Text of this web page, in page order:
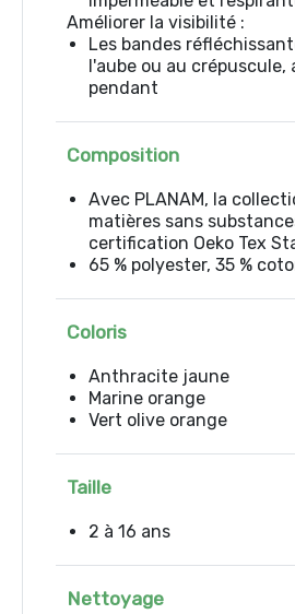
Améliorer la visibilité :
Les bandes
l'aube ou au
pendant
Composition
Avec PLANAM, la
matières sans
certification Oeko Tex
65 % polyester, 35 %
Coloris
Anthracite jaune
Marine orange
Vert olive orange
Taille
2 à 16 ans
Nettoyage